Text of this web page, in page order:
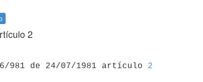
2
981 de 24/07/1981 artículo 2